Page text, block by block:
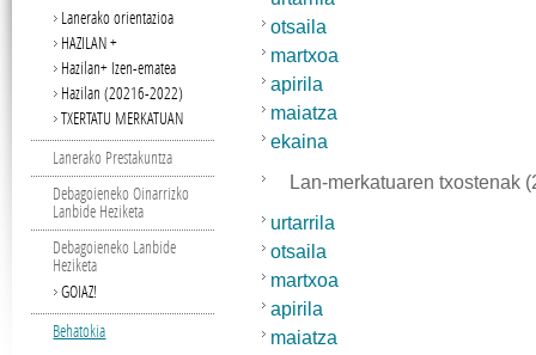
otsaila
martxoa
apirila
maiatza
ekaina
Lan-merkatuaren txostenak
urtarrila
otsaila
martxoa
apirila
maiatza
Lanerako orientazioa
HAZILAN +
Hazilan+ Izen-ematea
Hazilan (20216-2022)
TXERTATU MERKATUAN
Lanerako Prestakuntza
Debagoieneko Oinarrizko
Lanbide Heziketa
Debagoieneko Lanbide
Heziketa
GOIAZ!
Behatokia